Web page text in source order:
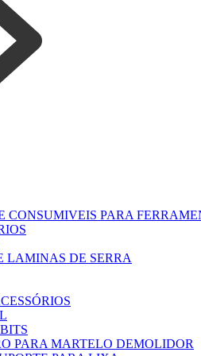
CONSUMIVEIS PARA
LAMINAS DE SERRA
PARA MARTELO DEMOLIDOR